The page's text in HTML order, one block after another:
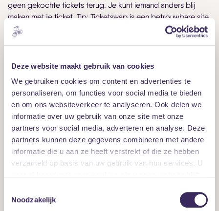
Deze website maakt gebruik van cookies
We gebruiken cookies om content en advertenties te
personaliseren, om functies voor social media te bieden
en om ons websiteverkeer te analyseren. Ook delen we
informatie over uw gebruik van onze site met onze
partners voor social media, adverteren en analyse. Deze
partners kunnen deze gegevens combineren met andere
informatie die u aan ze heeft verstrekt of die ze hebben
verzameld op basis van uw gebruik van hun services. U
Noodzakelijk
geen gekochte tickets terug. Je kunt iemand anders blij
maken met je ticket. Tip:Ticketswapis een betrouwbare site
om je ticket te koop aan te bieden.
anders vermeld op onze website. Je loopt het risico dat je
Tickets uit de zwarthandel worden zo veel mogelijk
ongeldig gemaakt.
Is het concert uitverkocht? Kijk dan opTicketSwap, voor
kaarten van fans die verhinderd zijn. Hoewel secundaire
verkoop altijd op eigen risico is, kunnen er op deze website
geen woekerprijzen gevraagd worden en worden kaarten
gecheckt op echtheid.
Voorverkoopadressen
Koop je liever niet online? Dan kun je naast onze kassa